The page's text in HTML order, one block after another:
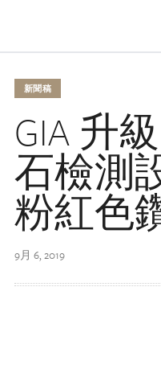
新聞稿
GIA 升
石檢測
粉紅色
9月 6, 2019